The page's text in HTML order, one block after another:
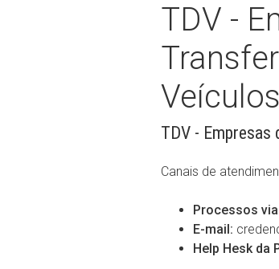
TDV -
Veículos
TDV -
Canais de
Processos via
E-mail:
Help Hesk da